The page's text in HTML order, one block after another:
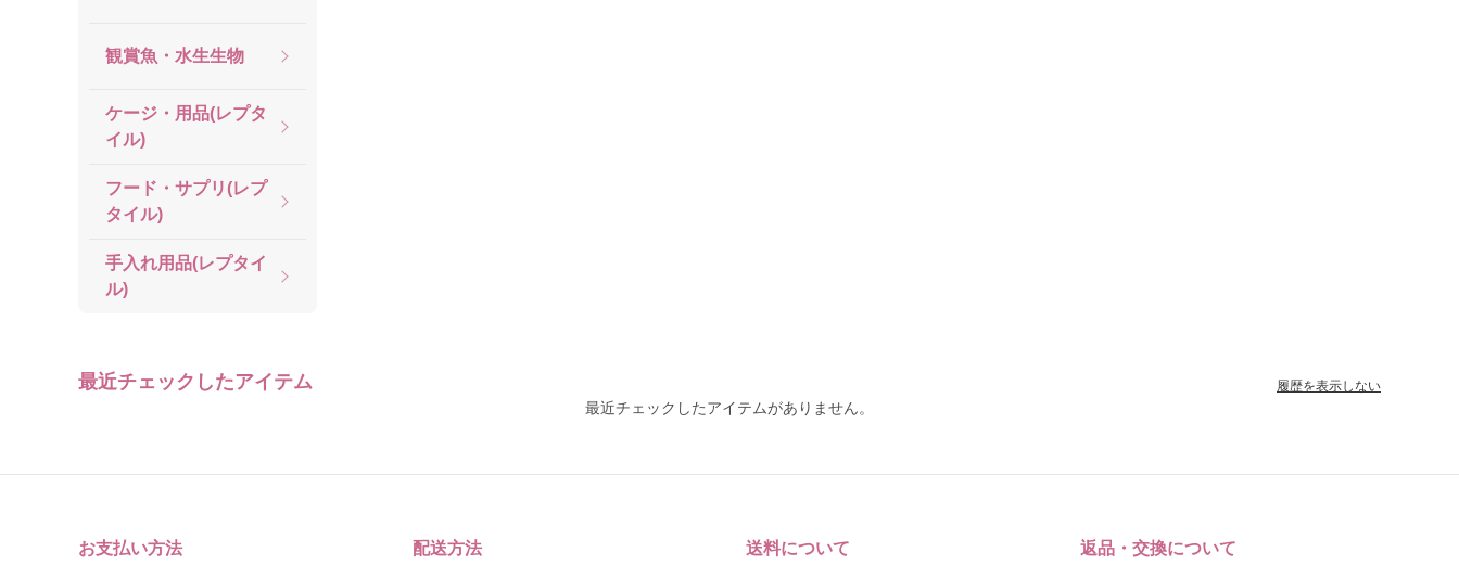
観賞魚・水生生物
ケージ・用品(レプタ
イル)
フード・サプリ(レプ
タイル)
手入れ用品(レプタイ
ル)
最近チェックしたアイテム
最近チェックしたアイテムがありません。
履歴を表示しない
お支払い方法 配送方法 送料について 返品・交換について